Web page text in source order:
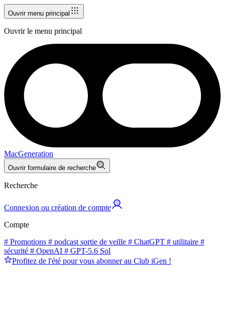
Ouvrir menu principal
Ouvrir le menu principal
MacGeneration
Ouvrir formulaire de recherche
Recherche
Connexion ou création de compte
Compte
# Promotions # podcast sortie de veille # ChatGPT # utilitaire #
sécurité # OpenAI # GPT-5.6 Sol
Profitez de l'été pour vous abonner au Club iGen !